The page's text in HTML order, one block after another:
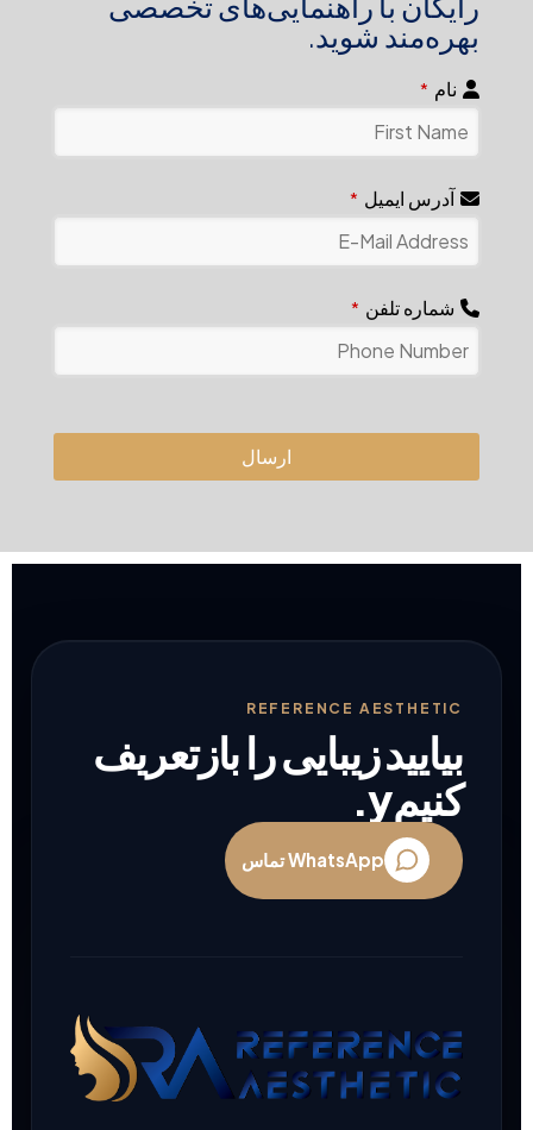
بهره‌مند شوید.
نام *
آدرس ایمیل *
شماره تلفن *
ارسال
should
REFERENCE AESTHETIC
بیایید زیبایی را بازتعریف
کنیمy.
WhatsApp تماس